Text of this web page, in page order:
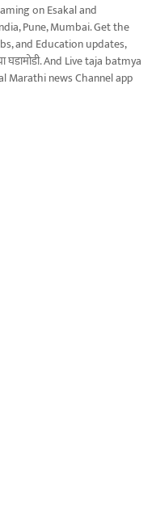
on Esakal and
Pune, Mumbai. Get the
and Education updates,
घडामोडी. And Live taja batmya
Marathi news Channel app